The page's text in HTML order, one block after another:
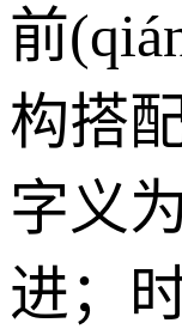
前
构搭
字义
进；